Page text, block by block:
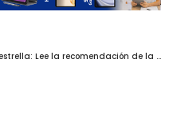
la recomendación de la chef Amanda Covarrubias en Chicago, Illinois